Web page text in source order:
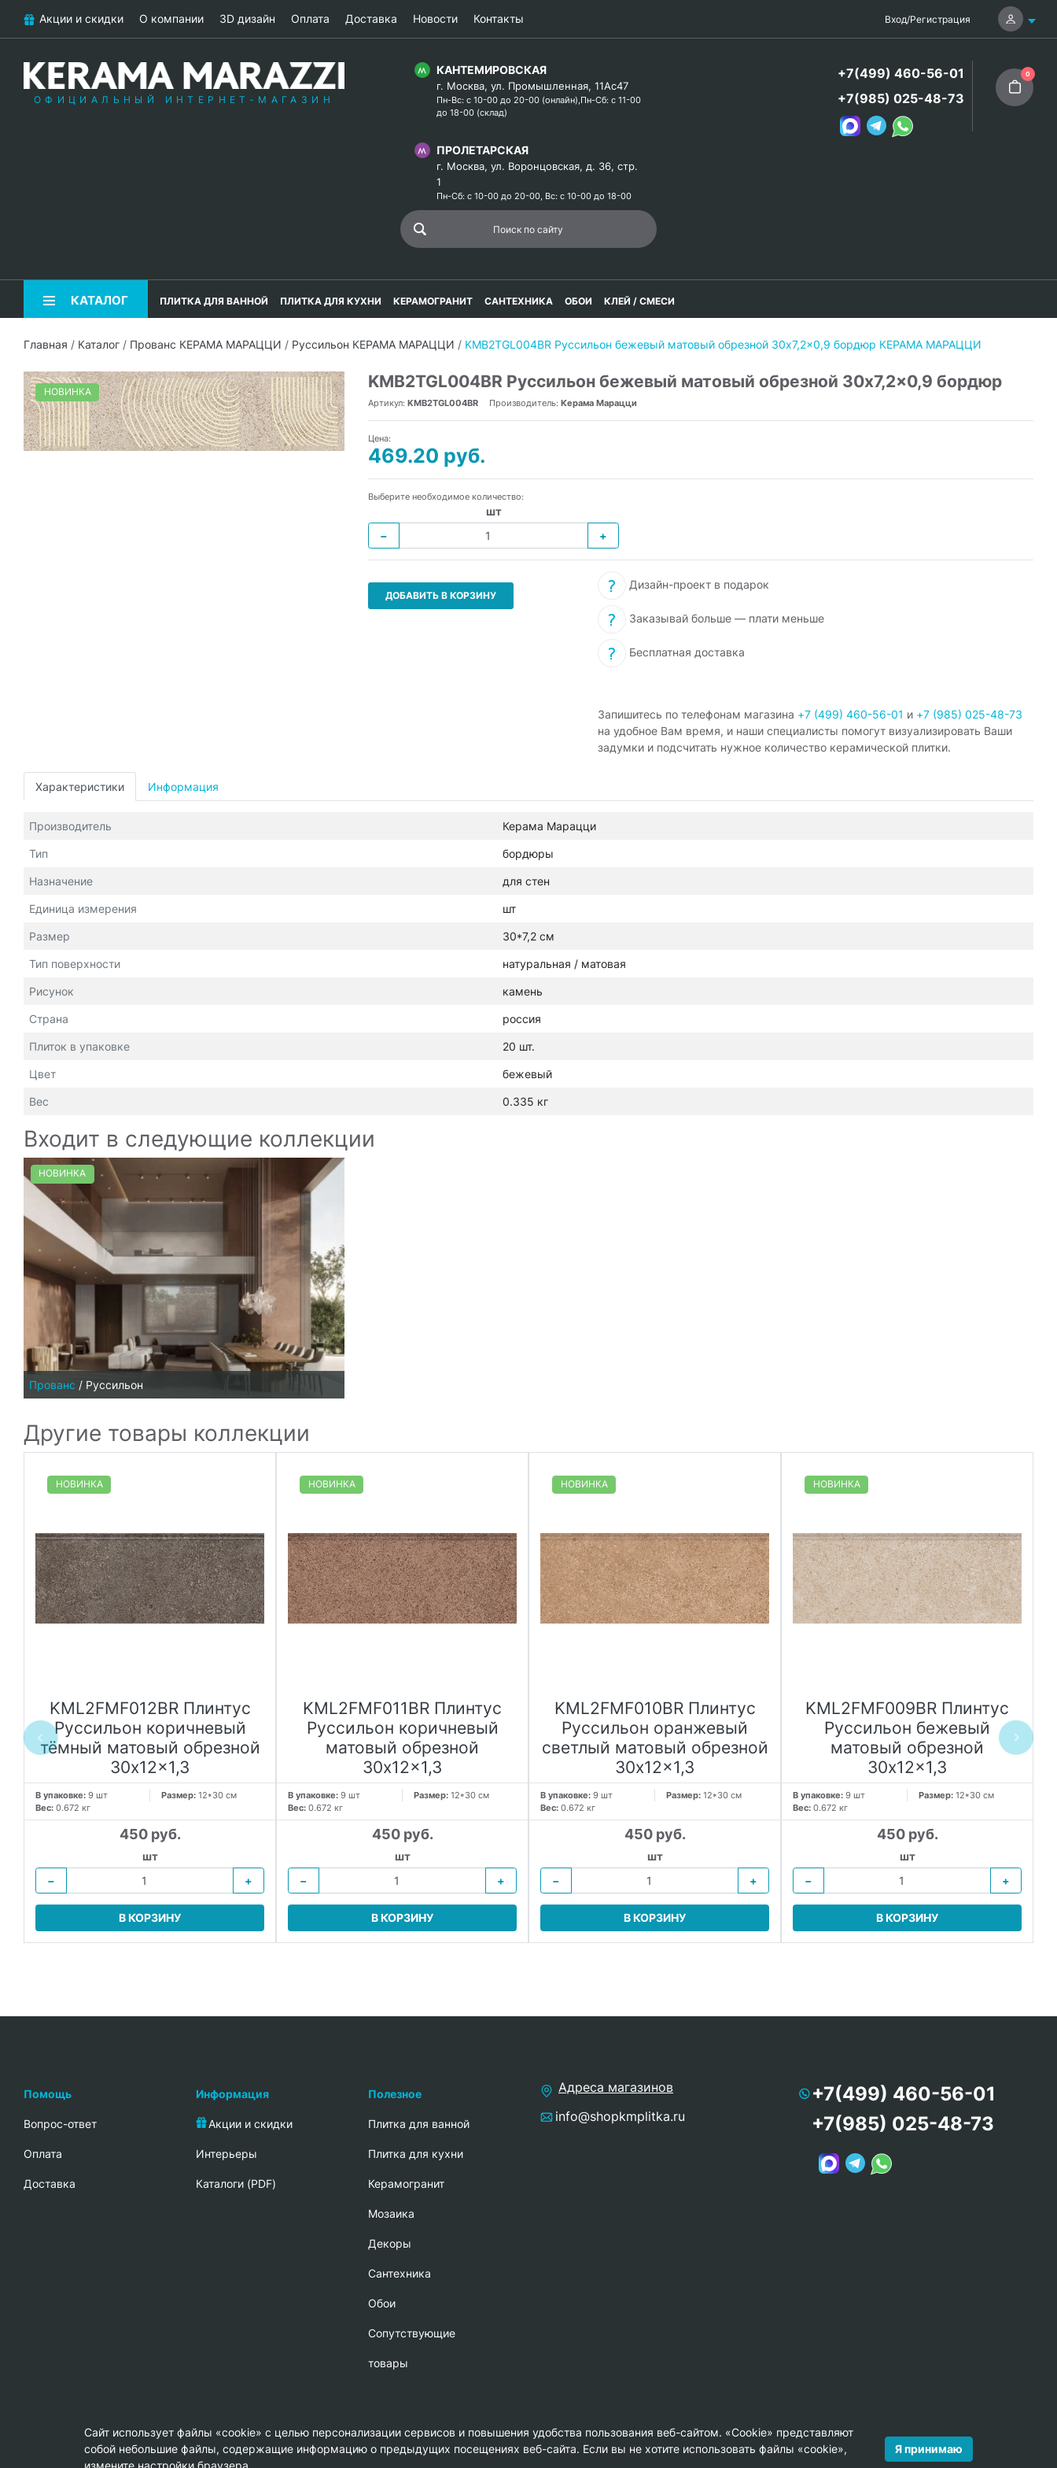
Акции и скидки О компании 3D дизайн Оплата Доставка Новости Контакты Вход/Регистрация
ОФИЦИАЛЬНЫЙ ИНТЕРНЕТ-МАГАЗИН
КАНТЕМИРОВСКАЯ
г. Москва, ул. Промышленная, 11Ас47
Пн-Вс: с 10-00 до 20-00 (онлайн),Пн-Сб: с 11-00
до 18-00 (склад)
ПРОЛЕТАРСКАЯ
г. Москва, ул. Воронцовская, д. 36, стр.
1
Пн-Сб: с 10-00 до 20-00, Вс: с 10-00 до 18-00
+7(499) 460-56-01
+7(985) 025-48-73
0
КАТАЛОГ ПЛИТКА ДЛЯ ВАННОЙ ПЛИТКА ДЛЯ КУХНИ КЕРАМОГРАНИТ САНТЕХНИКА ОБОИ КЛЕЙ / СМЕСИ
Главная / Каталог / Прованс КЕРАМА МАРАЦЦИ / Руссильон КЕРАМА МАРАЦЦИ / KMB2TGL004BR Руссильон бежевый матовый обрезной 30x7,2x0,9 бордюр КЕРАМА МАРАЦЦИ
НОВИНКА
KMB2TGL004BR Руссильон бежевый матовый обрезной 30x7,2x0,9 бордюр
Артикул: KMB2TGL004BR Производитель: Керама Марацци
Цена:
469.20 руб.
Выберите необходимое количество:
шт
−
+
ДОБАВИТЬ В КОРЗИНУ
Дизайн-проект в подарок
Заказывай больше — плати меньше
Бесплатная доставка
Запишитесь по телефонам магазина +7 (499) 460-56-01 и +7 (985) 025-48-73
на удобное Вам время, и наши специалисты помогут визуализировать Ваши
задумки и подсчитать нужное количество керамической плитки.
Характеристики Информация
Производитель Керама Марацци
Тип бордюры
Назначение для стен
Единица измерения шт
Размер 30*7,2 см
Тип поверхности натуральная / матовая
Рисунок камень
Страна россия
Плиток в упаковке 20 шт.
Цвет бежевый
Вес 0.335 кг
Входит в следующие коллекции
НОВИНКА
Прованс / Руссильон
Другие товары коллекции
НОВИНКА
KML2FMF012BR Плинтус
Руссильон коричневый
тёмный матовый обрезной
30x12x1,3
В упаковке: 9 шт Размер: 12*30 см
Вес: 0.672 кг
450 руб.
шт
−
+
В КОРЗИНУ
НОВИНКА
KML2FMF011BR Плинтус
Руссильон коричневый
матовый обрезной
30x12x1,3
В упаковке: 9 шт Размер: 12*30 см
Вес: 0.672 кг
450 руб.
шт
−
+
В КОРЗИНУ
НОВИНКА
KML2FMF010BR Плинтус
Руссильон оранжевый
светлый матовый обрезной
30x12x1,3
В упаковке: 9 шт Размер: 12*30 см
Вес: 0.672 кг
450 руб.
шт
−
+
В КОРЗИНУ
НОВИНКА
KML2FMF009BR Плинтус
Руссильон бежевый
матовый обрезной
30x12x1,3
В упаковке: 9 шт Размер: 12*30 см
Вес: 0.672 кг
450 руб.
шт
−
+
В КОРЗИНУ
Помощь
Вопрос-ответ
Oплата
Доставка
Информация
Акции и скидки
Интерьеры
Каталоги (PDF)
Полезное
Плитка для ванной
Плитка для кухни
Керамогранит
Мозаика
Декоры
Сантехника
Обои
Сопутствующие
товары
Адреса магазинов
info@shopkmplitka.ru
+7(499) 460-56-01
+7(985) 025-48-73
© Copyright 2013-2026 KERAMA MARAZZI, ООО «Гамма Керамика»
Сайт использует файлы «cookie» с целью персонализации сервисов и повышения удобства пользования веб-сайтом. «Cookie» представляют
собой небольшие файлы, содержащие информацию о предыдущих посещениях веб-сайта. Если вы не хотите использовать файлы «cookie»,
измените настройки браузера.
Я принимаю